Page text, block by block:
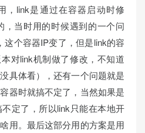
，link是通过在容器启动时修
，当时用的时候遇到的一个问
这个容器IP变了，但是link的容
对link机制做了修改，不知道
具体看），还有一个问题就是
器时就搞不定了，当然如果是
定了，所以link只能在本地开
用。最后这部分用的方案是用